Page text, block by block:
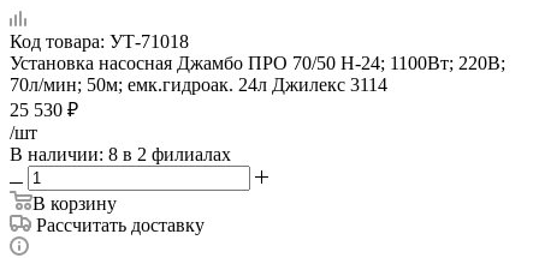
Код товара: УТ-71018
Установка насосная Джамбо ПРО 70/50 Н-24; 1100Вт; 220В;
70л/мин; 50м; емк.гидроак. 24л Джилекс 3114
25 530 ₽
/шт
В наличии: 8 в 2 филиалах
В корзину
Рассчитать доставку